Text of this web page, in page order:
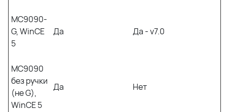
MC9090-
G, WinCE
5
Да Да - v7.0
MC9090
без ручки
(не G),
WinCE 5
Да Нет